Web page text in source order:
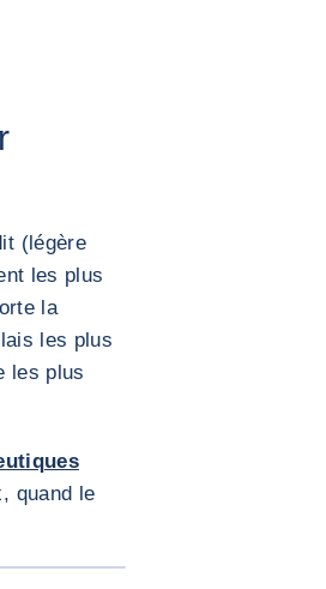
(légère
les plus
la
les plus
les plus
quand le